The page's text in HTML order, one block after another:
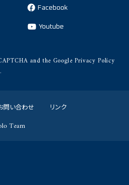
Facebook
Youtube
and the Google Privacy Policy
問い合わせ リンク
Team